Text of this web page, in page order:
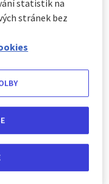
spoluúčast.
nachází celá řada
Evropský průkaz
vůbec, a mohou po
léčebných výloh.
může být u
přetrhané vazy,
následně hradit
průkazu zdravotní
horskou záchrannou
statistik na
stránek bez